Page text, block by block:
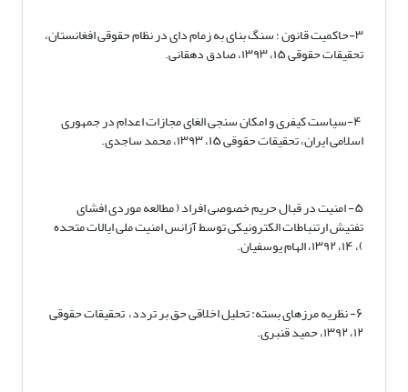
۳-حاکمیت قانون ؛ سنگ بنای به زمام دای در نظام حقوقی افغانستان،
تحقیقات حقوقی ۱۵، ۱۳۹۳، صادق دهقانی.
۴-سیاست کیفری و امکان سنجی الغای مجازات اعدام در جمهوری
اسلامی ایران، تحقیقات حقوقی ۱۵، ۱۳۹۳، محمد ساجدی.
۵- امنیت در قبال حریم خصوصی افراد ( مطالعه موردی افشای
تفتیش ارتنباطات الکترونیکی توسط آزانس امنیت ملی ایالات متحده
)، ۱۴، ۱۳۹۲، الهام یوسفیان.
۶- نظریه مرزهای بسته: تحلیل اخلاقی حق بر تردد، تحقیقات حقوقی
۱۲، ۱۳۹۲، حمید قنبری.